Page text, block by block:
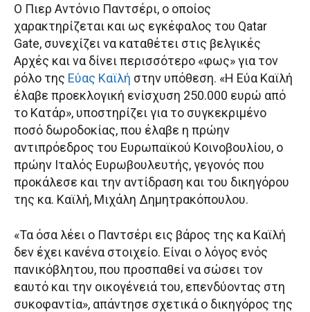
Ο Πιερ Αντόνιο Παντσέρι, ο οποίος
χαρακτηρίζεται και ως εγκέφαλος του Qatar
Gate, συνεχίζει να καταθέτει στις βελγικές
Αρχές και να δίνει περισσότερο «φως» για τον
ρόλο της Εύας Καϊλή στην υπόθεση. «Η Εύα Καϊλή
έλαβε προεκλογική ενίσχυση 250.000 ευρώ από
το Κατάρ», υποστηρίζει για το συγκεκριμένο
ποσό δωροδοκίας, που έλαβε η πρώην
αντιπρόεδρος του Ευρωπαϊκού Κοινοβουλίου, ο
πρώην Ιταλός Ευρωβουλευτής, γεγονός που
προκάλεσε και την αντίδραση και του δικηγόρου
της κα. Καϊλή, Μιχάλη Δημητρακόπουλου.
«Τα όσα λέει ο Παντσέρι εις βάρος της κα Καϊλή
δεν έχει κανένα στοιχείο. Είναι ο λόγος ενός
πανικόβλητου, που προσπαθεί να σώσει τον
εαυτό και την οικογένειά του, επενδύοντας στη
συκοφαντία», απάντησε σχετικά ο δικηγόρος της